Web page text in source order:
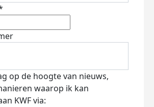
op de hoogte van nieuws,
waarop ik kan
KWF via: